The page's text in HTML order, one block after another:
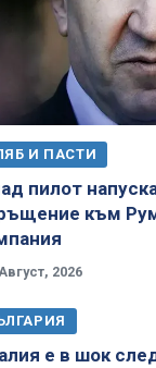
И ПАСТИ
пилот
към
2026
е в шок